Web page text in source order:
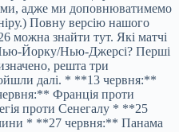
адже ми доповнюватимемо
Повну версію нашого
можна знайти тут. Які матчі
Нью-Йорку/Нью-Джерсі? Перші
решта три
далі. * **13 червня:**
Франція проти
проти Сенегалу * **25
* **27 червня:** Панама